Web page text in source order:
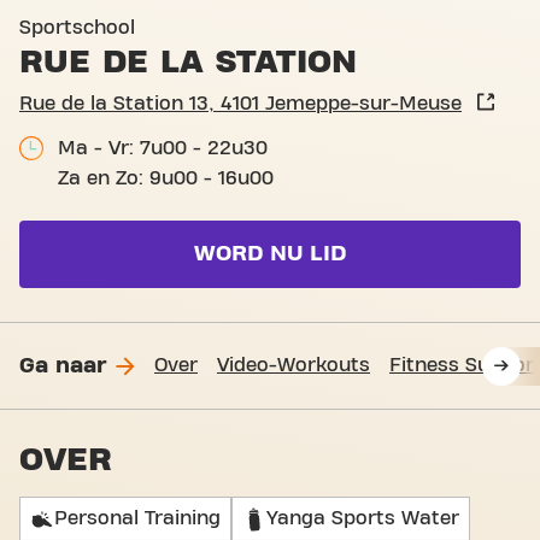
Sportschool
RUE DE LA STATION
Rue de la Station 13, 4101 Jemeppe-sur-Meuse
Ma - Vr: 7u00 - 22u30
Za en Zo: 9u00 - 16u00
WORD NU LID
Ga naar Over Video-Workouts Fitness
OVER
Personal Training Yanga Sports Water